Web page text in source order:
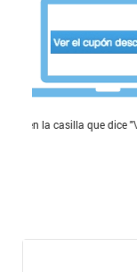
"Ver Cupón Descuento"